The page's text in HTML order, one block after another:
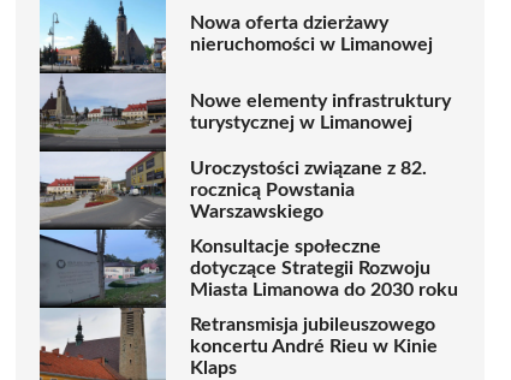
Nowa oferta dzierżawy
nieruchomości w Limanowej
Nowe elementy infrastruktury
turystycznej w Limanowej
Uroczystości związane z 82.
rocznicą Powstania
Warszawskiego
Konsultacje społeczne
dotyczące Strategii Rozwoju
Miasta Limanowa do 2030 roku
Retransmisja jubileuszowego
koncertu André Rieu w Kinie
Klaps